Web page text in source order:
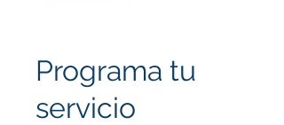
Programa tu
servicio